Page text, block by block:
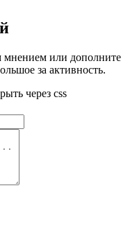
мнением или дополните
за активность.
через css